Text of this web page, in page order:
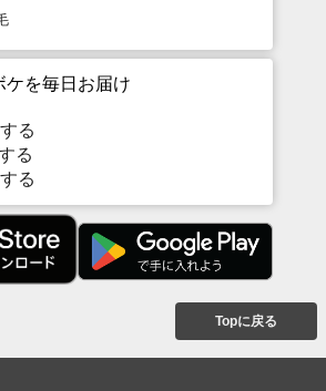
ケを毎日お届け
る
る
る
Topに戻る